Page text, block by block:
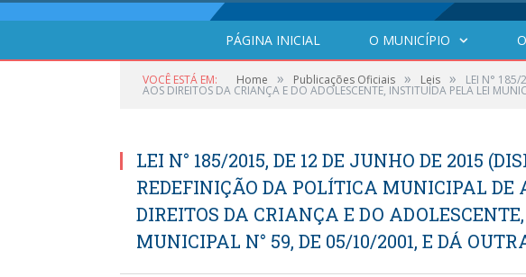
PÁGINA INICIAL O MUNICÍPIO
VOCÊ ESTÁ EM: Home » Publicações Oficiais » Leis » LEI N° 185/
AOS DIREITOS DA CRIANÇA E DO ADOLESCENTE, INSTITUÍDA PELA LEI
LEI N° 185/2015, DE 12 DE JUNHO DE 2015
REDEFINIÇÃO DA POLÍTICA MUNICIPAL DE
DIREITOS DA CRIANÇA E DO
MUNICIPAL N° 59, DE 05/10/2001, E DÁ